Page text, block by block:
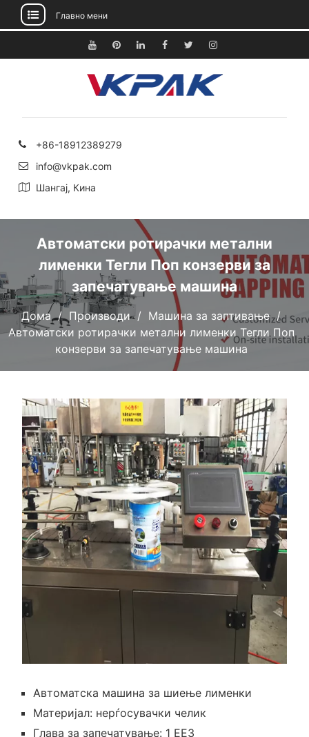
до
Главно мени
YouTubePinterestЛинкедин
ФејсбукТвитерИнстаграм
+86-18912389279
info@vkpak.com
Шангај, Кина
Автоматски ротирачки метални
лименки Тегли Поп конзерви за
запечатување машина
Дома Производи
Машина за заптивање
Автоматски ротирачки метални лименки Тегли Поп
конзерви за запечатување машина
Автоматска машина за шиење лименки
Материјал: нерѓосувачки челик
Глава за запечатување: 1 ЕЕЗ